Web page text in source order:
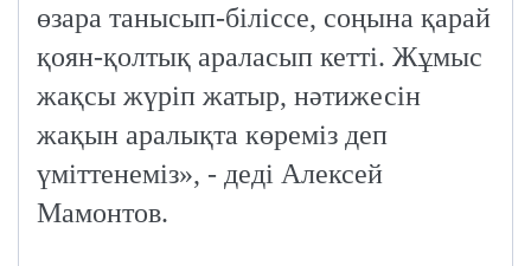
өзара танысып-біліссе, соңына қарай
қоян-қолтық араласып кетті. Жұмыс
жақсы жүріп жатыр, нәтижесін
жақын аралықта көреміз деп
үміттенеміз», - деді Алексей
Мамонтов.